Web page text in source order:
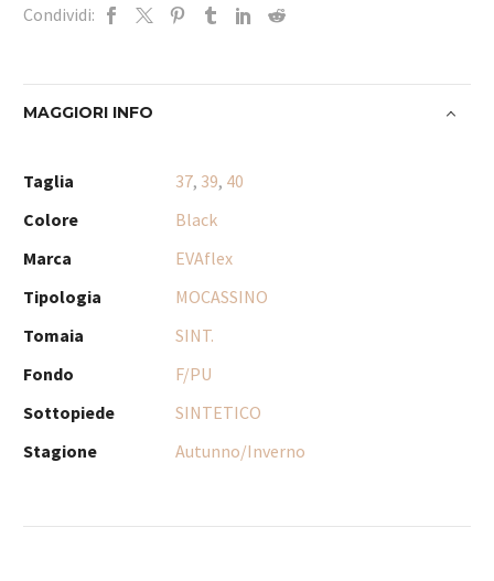
Condividi:
MAGGIORI INFO
Taglia 37, 39, 40
Colore
Black
Marca
EVAflex
Tipologia
MOCASSINO
Tomaia
SINT.
Fondo
F/PU
Sottopiede
SINTETICO
Stagione
Autunno/Inverno